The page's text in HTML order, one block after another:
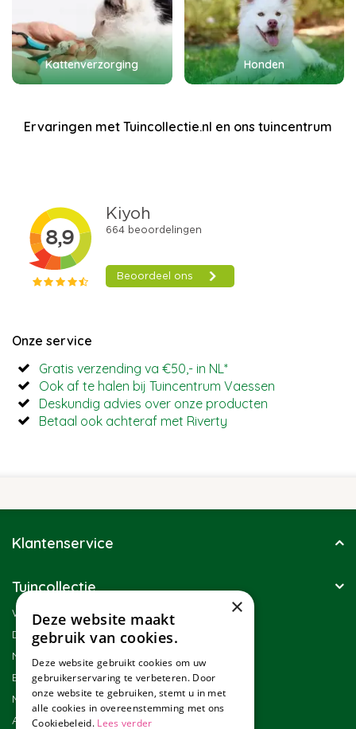
Kattenverzorging Honden
Ervaringen met Tuincollectie.nl en ons tuincentrum
Onze service
Gratis verzending va €50,- in NL*
Ook af te halen bij Tuincentrum Vaessen
Deskundig advies over onze producten
Betaal ook achteraf met Riverty
Klantenservice
Tuincollectie
Winkel
Duurzaamheid
Nieuwsbrief
Blog
Merken
Assortiment
×
Deze website maakt
gebruik van cookies.
Deze website gebruikt cookies om uw
gebruikerservaring te verbeteren. Door
onze website te gebruiken, stemt u in met
alle cookies in overeenstemming met ons
Cookiebeleid. Lees verder